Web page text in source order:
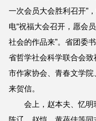
一次会员大会胜利召开”
电“祝福大会召开，愿会
社会的作品来”。省团委
省哲学社会科学联合会
市作家协会、青春文学
来贺信。
会上，赵本夫、忆明